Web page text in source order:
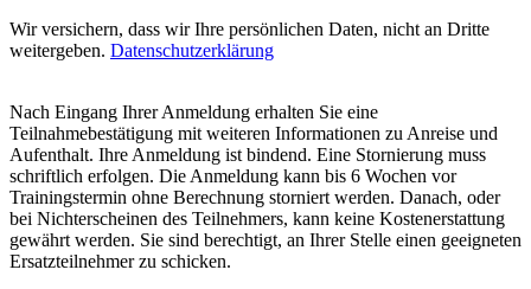
Wir versichern, dass wir Ihre persönlichen Daten, nicht an Dritte
weitergeben. Datenschutzerklärung
Nach Eingang Ihrer Anmeldung erhalten Sie eine
Teilnahmebestätigung mit weiteren Informationen zu Anreise und
Aufenthalt. Ihre Anmeldung ist bindend. Eine Stornierung muss
schriftlich erfolgen. Die Anmeldung kann bis 6 Wochen vor
Trainingstermin ohne Berechnung storniert werden. Danach, oder
bei Nichterscheinen des Teilnehmers, kann keine Kostenerstattung
gewährt werden. Sie sind berechtigt, an Ihrer Stelle einen geeigneten
Ersatzteilnehmer zu schicken.